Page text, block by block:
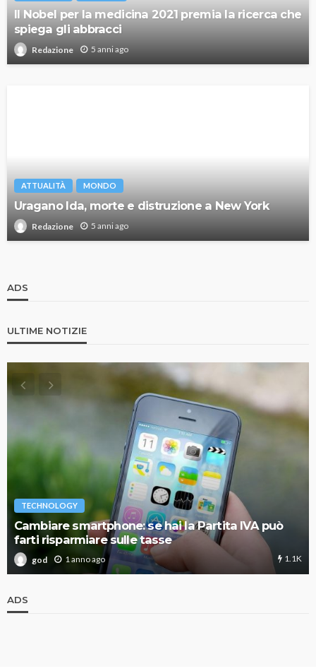
Il Nobel per la medicina 2021 premia la ricerca che
spiega gli abbracci
Redazione 5 anni ago
ATTUALITÀ MONDO
Uragano Ida, morte e distruzione a New York
Redazione 5 anni ago
ADS
ULTIME NOTIZIE
TECHNOLOGY
Cambiare smartphone: se hai la Partita IVA può
farti risparmiare sulle tasse
god 1 anno ago 1.1K
ADS